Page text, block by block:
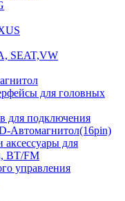
SEAT,VW
для головных
для подключения
Автомагнитол(16pin)
аксессуары для
BT/FM
управления